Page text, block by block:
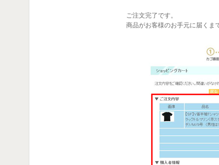
ご注文完了です。
商品がお客様のお手元に届くま